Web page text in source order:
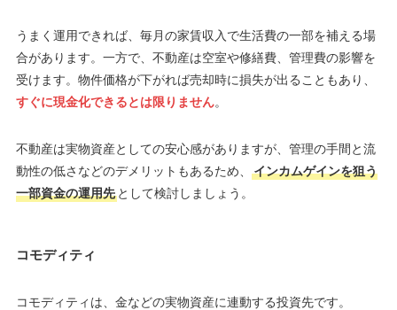
うまく運用できれば、毎月の家賃収入で生活費の一部を補える場
合があります。一方で、不動産は空室や修繕費、管理費の影響を
受けます。物件価格が下がれば売却時に損失が出ることもあり、
すぐに現金化できるとは限りません。
不動産は実物資産としての安心感がありますが、管理の手間と流
動性の低さなどのデメリットもあるため、
インカムゲインを狙う
一部資金の運用先として検討しましょう。
コモディティ
コモディティは、金などの実物資産に連動する投資先です。